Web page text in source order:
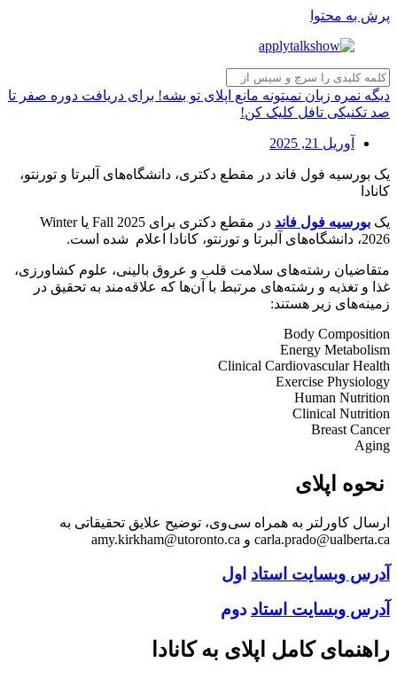
پرش به محتوا
دیگه نمره زبان نمیتونه مانع اپلای تو بشه! برای دریافت دوره صفر تا
صد تکنیکی تافل کلیک کن!
آوریل 21, 2025
یک بورسیه فول فاند در مقطع دکتری، دانشگاه‌های آلبرتا و تورنتو،
کانادا
یک بورسیه فول فاند
در مقطع دکتری برای Fall 2025 یا Winter
2026، دانشگاه‌های آلبرتا و تورنتو، کانادا اعلام شده است.
متقاضیان رشته‌های سلامت قلب و عروق بالینی، علوم کشاورزی،
غذا و تغذیه و رشته‌های مرتبط با آن‌ها که علاقه‌مند به تحقیق در
زمینه‌های زیر هستند:
Body Composition
Energy Metabolism
Clinical Cardiovascular Health
Exercise Physiology
Human Nutrition
Clinical Nutrition
Breast Cancer
Aging
نحوه اپلای
ارسال کاورلتر به همراه سی‌وی، توضیح علایق تحقیقاتی به
carla.prado@ualberta.ca و amy.kirkham@utoronto.ca
آدرس وبسایت استاد اول
آدرس وبسایت استاد دوم
راهنمای کامل اپلای به کانادا